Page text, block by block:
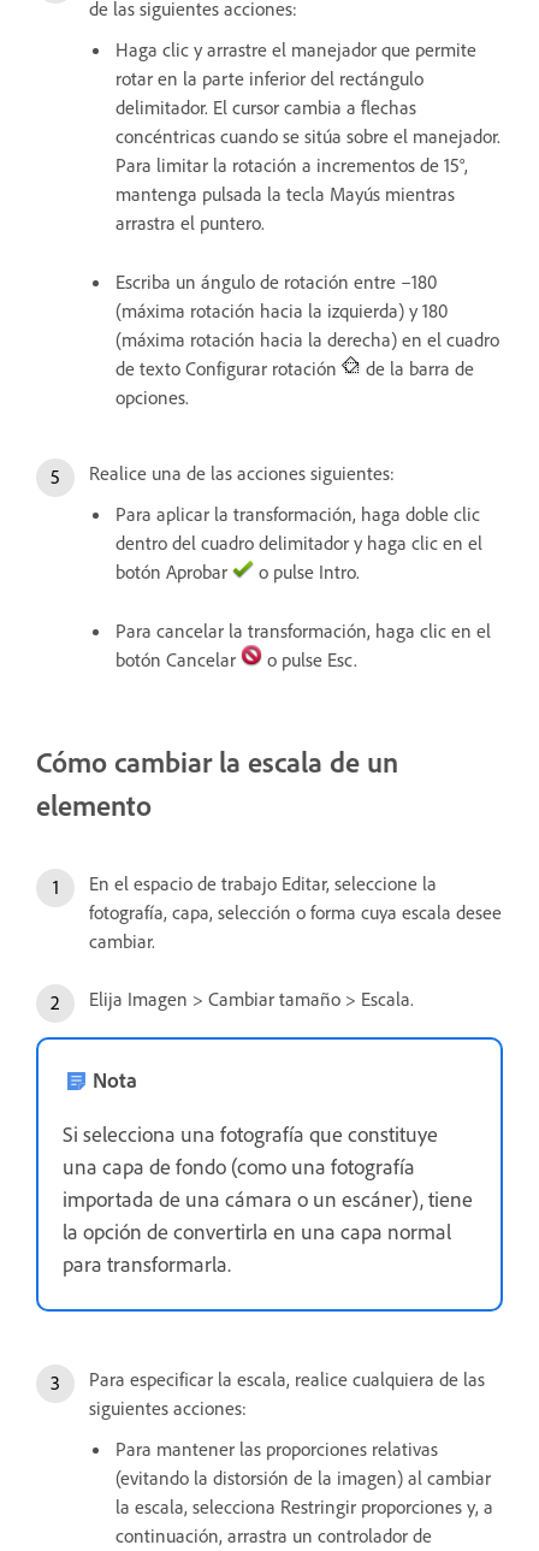
de las siguientes acciones:
Haga clic y arrastre el manejador que permite
rotar en la parte inferior del rectángulo
delimitador. El cursor cambia a flechas
concéntricas cuando se sitúa sobre el manejador.
Para limitar la rotación a incrementos de 15°,
mantenga pulsada la tecla Mayús mientras
arrastra el puntero.
Escriba un ángulo de rotación entre –180
(máxima rotación hacia la izquierda) y 180
(máxima rotación hacia la derecha) en el cuadro
de texto Configurar rotación
de la barra de
opciones.
Realice una de las acciones siguientes:
Para aplicar la transformación, haga doble clic
dentro del cuadro delimitador y haga clic en el
botón Aprobar
o pulse Intro.
Para cancelar la transformación, haga clic en el
botón Cancelar
o pulse Esc.
Cómo cambiar la escala de un
elemento
En el espacio de trabajo Editar, seleccione la
fotografía, capa, selección o forma cuya escala desee
cambiar.
Elija Imagen > Cambiar tamaño > Escala.
Nota
Si selecciona una fotografía que constituye
una capa de fondo (como una fotografía
importada de una cámara o un escáner), tiene
la opción de convertirla en una capa normal
para transformarla.
Para especificar la escala, realice cualquiera de las
siguientes acciones:
Para mantener las proporciones relativas
(evitando la distorsión de la imagen) al cambiar
la escala, selecciona Restringir proporciones y, a
continuación, arrastra un controlador de